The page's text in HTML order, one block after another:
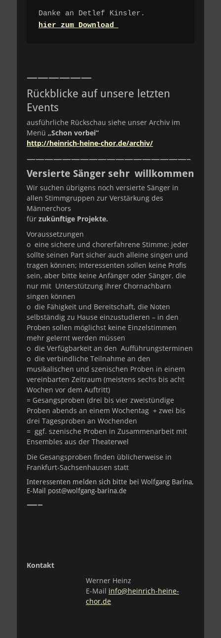
hier zum Download
——————
Rückblicke auf unsere letzten
Events
ausführliche Rückschau siehe unser Archiv im
Menü „Schon vorbei“
http://heinrich-heine-chor.de/archiv/
——————————————————–
Versierte Sänger sehr willkommen
Wir suchen übrigens noch versierte Sänger in
allen Stimmgruppen zur Verstärkung des
Männerchors
für zukünftige Projekte.
Voraussetzungen
o eine sichere und chorerfahrene Stimme: jeder
sollte seinen Part sicher auch alleine singen und
tragen können; Interessenten sollen keine Profis
sein, aber bitte keine Anfänger oder Sänger, die
nur mit Unterstützung ihrer Chornachbarn
singen können
o die Fähigkeit und Bereitschaft, die Noten
selbständig zu Hause einzustudieren – in den
Proben sollen möglichst keine Einzelstimmen
mehr gelernt werden müssen
o die Verfügbarkeit an den Aufführungsterminen
o die verbindliche Teilnahme an den
musikalischen und szenischen Proben in einem
vereinbarten Zeitraum (meistens sechs bis acht
Wochen vor dem Auftritt)
= Gesangsproben (drei bis vier zweistündige
Proben abends an einem Wochentag + zwei bis
drei Tagesproben an Wochenden
= ggf. szenische Proben in Zusammenarbeit mit
Ensembles aus der Theaterwel
Die Gesangsproben finden üblicherweise in
Frankfurt-Sachsenhausen statt
Interessenten melden sich bitte bei Wolfgang Barina,
E-Mail post@wolfgang-barina.de
—–
Kontakt
Werner Heinz
E-Mail info@heinrich-heine-
chor.de